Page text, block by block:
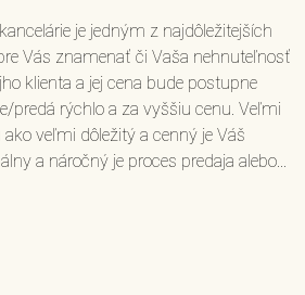
je jedným z najdôležitejších
Vás znamenať či Vaša nehnuteľnosť
klienta a jej cena bude postupne
predá rýchlo a za vyššiu cenu. Veľmi
veľmi dôležitý a cenný je Váš
a náročný je proces predaja alebo...